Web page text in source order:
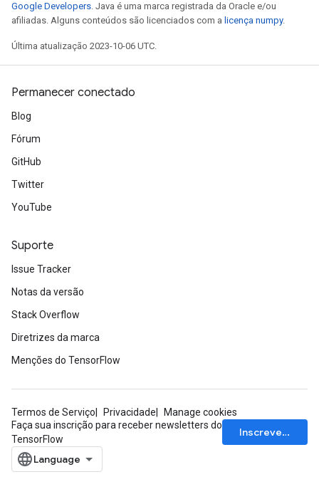
Google Developers. Java é uma marca registrada da Oracle e/ou
afiliadas. Alguns conteúdos são licenciados com a licença numpy.
Última atualização 2023-10-06 UTC.
Permanecer conectado
Blog
Fórum
GitHub
Twitter
YouTube
Suporte
Issue Tracker
Notas da versão
Stack Overflow
Diretrizes da marca
Menções do TensorFlow
Termos de Serviço Privacidade
Manage cookies
Faça sua inscrição para receber newsletters do
TensorFlow
Inscrever-se